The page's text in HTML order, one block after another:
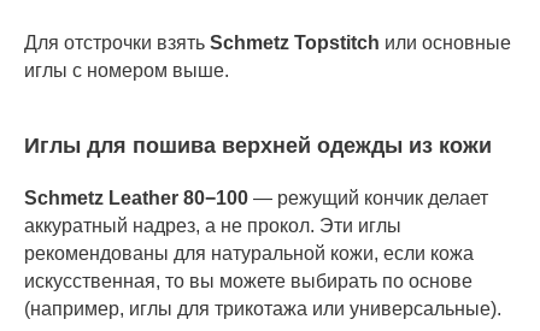
Для отстрочки взять Schmetz Topstitch или основные
иглы с номером выше.
Иглы для пошива верхней одежды из кожи
Schmetz Leather 80−100 — режущий кончик делает
аккуратный надрез, а не прокол. Эти иглы
рекомендованы для натуральной кожи, если кожа
искусственная, то вы можете выбирать по основе
(например, иглы для трикотажа или универсальные).